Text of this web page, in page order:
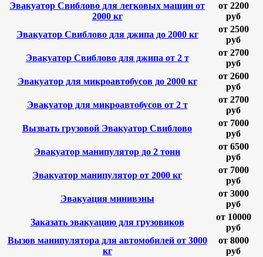
Эвакуатор Свиблово для легковых машин от
2000 кг
от 2200
руб
Эвакуатор Свиблово для джипа до 2000 кг
от 2500
руб
Эвакуатор Свиблово для джипа от 2 т
от 2700
руб
Эвакуатор для микроавтобусов до 2000 кг
от 2600
руб
Эвакуатор для микроавтобусов от 2 т
от 2700
руб
Вызвать грузовой Эвакуатор Свиблово
от 7000
руб
Эвакуатор манипулятор до 2 тонн
от 6500
руб
Эвакуатор манипулятор от 2000 кг
от 7000
руб
Эвакуация минивэны
от 3000
руб
Заказать эвакуацию для грузовиков
от 10000
руб
Вызов манипулятора для автомобилей от 3000
кг
от 8000
руб